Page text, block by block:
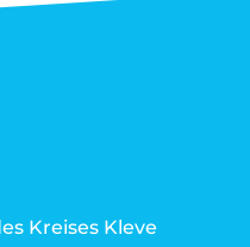
Kreises Kleve